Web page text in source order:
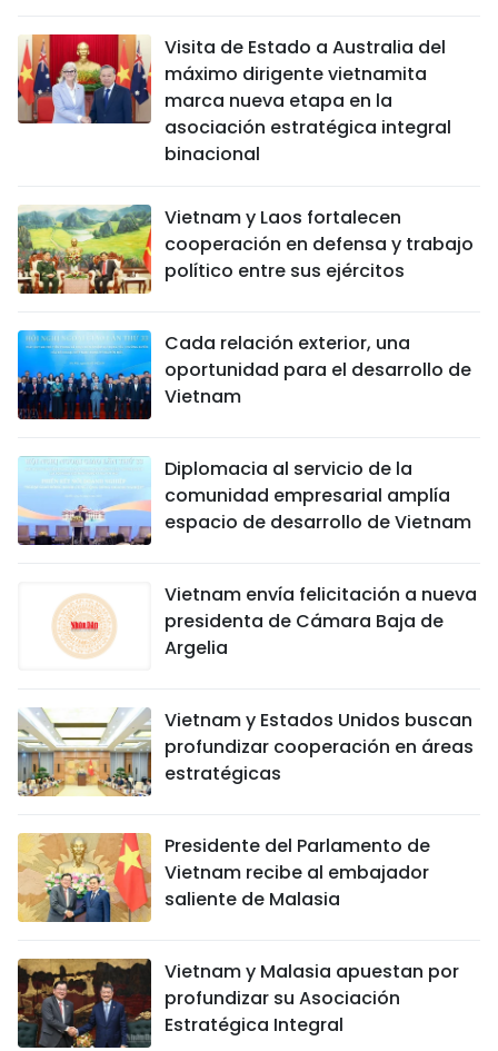
Visita de Estado a Australia del
máximo dirigente vietnamita
marca nueva etapa en la
asociación estratégica integral
binacional
Vietnam y Laos fortalecen
cooperación en defensa y trabajo
político entre sus ejércitos
Cada relación exterior, una
oportunidad para el desarrollo de
Vietnam
Diplomacia al servicio de la
comunidad empresarial amplía
espacio de desarrollo de Vietnam
Vietnam envía felicitación a nueva
presidenta de Cámara Baja de
Argelia
Vietnam y Estados Unidos buscan
profundizar cooperación en áreas
estratégicas
Presidente del Parlamento de
Vietnam recibe al embajador
saliente de Malasia
Vietnam y Malasia apuestan por
profundizar su Asociación
Estratégica Integral